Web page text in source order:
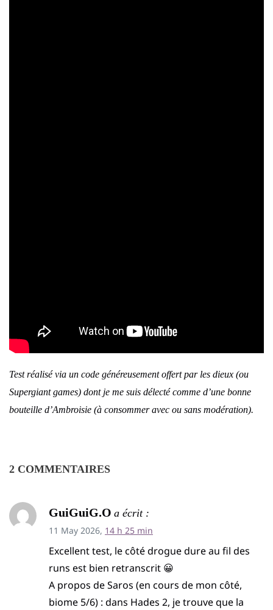
Test réalisé via un code généreusement offert par les dieux (ou
Supergiant games) dont je me suis délecté comme d’une bonne
bouteille d’Ambroisie (à consommer avec ou sans modération).
2 COMMENTAIRES
GuiGuiG.O a écrit :
11 May 2026, 14 h 25 min
Excellent test, le côté drogue dure au fil des
runs est bien retranscrit 😀
A propos de Saros (en cours de mon côté,
biome 5/6) : dans Hades 2, je trouve que la